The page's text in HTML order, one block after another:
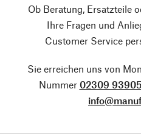
Ob Beratung, Ersatzteile
Ihre Fragen und
Customer Service
Sie erreichen uns von
Nummer 02309